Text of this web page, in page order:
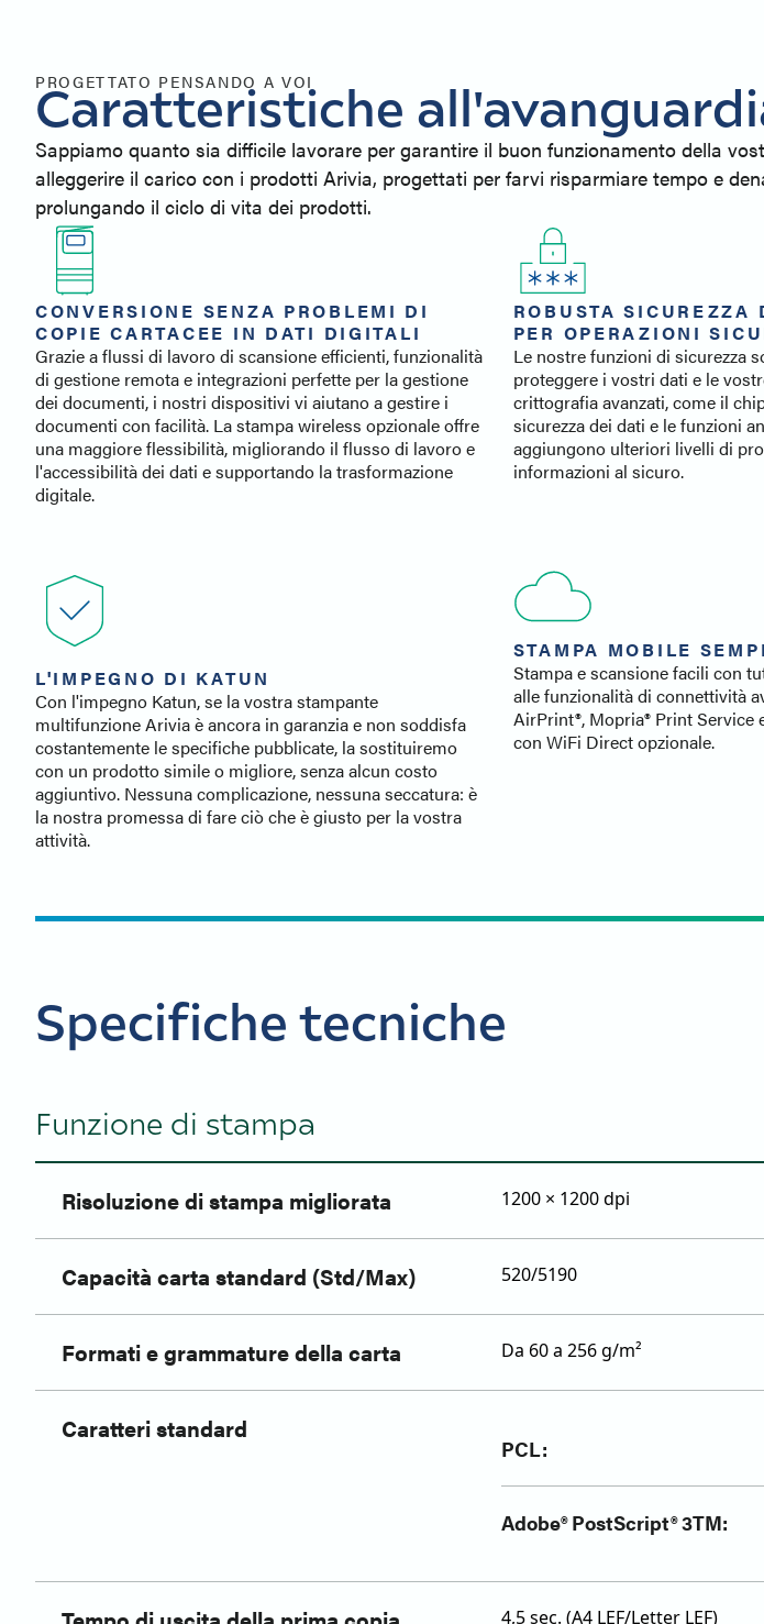
PROGETTATO PENSANDO A VOI
Caratteristiche
Sappiamo quanto sia difficile lavorare per garantire il buon funzionamento della
alleggerire il carico con i prodotti Arivia, progettati per farvi risparmiare tempo e
prolungando il ciclo di vita dei prodotti.
CONVERSIONE SENZA PROBLEMI DI
COPIE CARTACEE IN DATI DIGITALI
Grazie a flussi di lavoro di scansione efficienti, funzionalità
di gestione remota e integrazioni perfette per la gestione
dei documenti, i nostri dispositivi vi aiutano a gestire i
documenti con facilità. La stampa wireless opzionale offre
una maggiore flessibilità, migliorando il flusso di lavoro e
l'accessibilità dei dati e supportando la trasformazione
digitale.
ROBUSTA SICUREZZA
PER OPERAZIONI
Le nostre funzioni di sicurezza
proteggere i vostri dati e le
crittografia avanzati, come il
sicurezza dei dati e le funzioni
aggiungono ulteriori livelli di
informazioni al sicuro.
L'IMPEGNO DI KATUN
Con l'impegno Katun, se la vostra stampante
multifunzione Arivia è ancora in garanzia e non soddisfa
costantemente le specifiche pubblicate, la sostituiremo
con un prodotto simile o migliore, senza alcun costo
aggiuntivo. Nessuna complicazione, nessuna seccatura: è
la nostra promessa di fare ciò che è giusto per la vostra
attività.
STAMPA MOBILE
Stampa e scansione facili con
alle funzionalità di connettività
AirPrint®, Mopria® Print Service
con WiFi Direct opzionale.
Specifiche tecniche
Funzione di stampa
Risoluzione di stampa migliorata 1200 × 1200 dpi
Capacità carta standard (Std/Max) 520/5190
Formati e grammature della carta Da 60 a 256 g/m²
Caratteri standard
PCL:
Adobe® PostScript® 3TM:
4,5 sec. (A4 LEF/Letter LEF)